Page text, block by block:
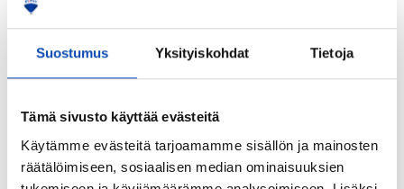
Suostumus Yksityiskohdat Tietoja
Tämä sivusto käyttää evästeitä
Käytämme evästeitä tarjoamamme sisällön ja mainosten
räätälöimiseen, sosiaalisen median ominaisuuksien
Kyllä
Kohteen yleiskunto: